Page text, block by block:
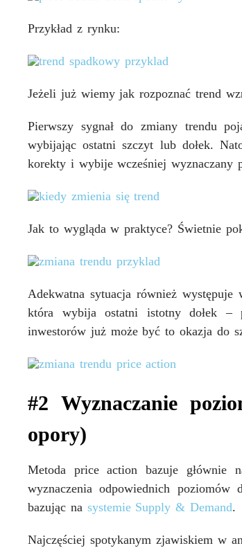
Przykład z rynku:
Jeżeli już wiemy jak rozpoznać trend
Pierwszy sygnał do zmiany trendu
wybijając ostatni szczyt lub dołek.
korekty i wybije wcześniej wyznaczany
Jak to wygląda w praktyce? Świetnie
Adekwatna sytuacja również występuje
która wybija ostatni istotny dołek –
inwestorów już może być to okazja do
#2 Wyznaczanie
opory)
Metoda price action bazuje głównie
wyznaczenia odpowiednich
bazując na systemie Supply & Demand.
Najczęściej spotykanym zjawiskiem w